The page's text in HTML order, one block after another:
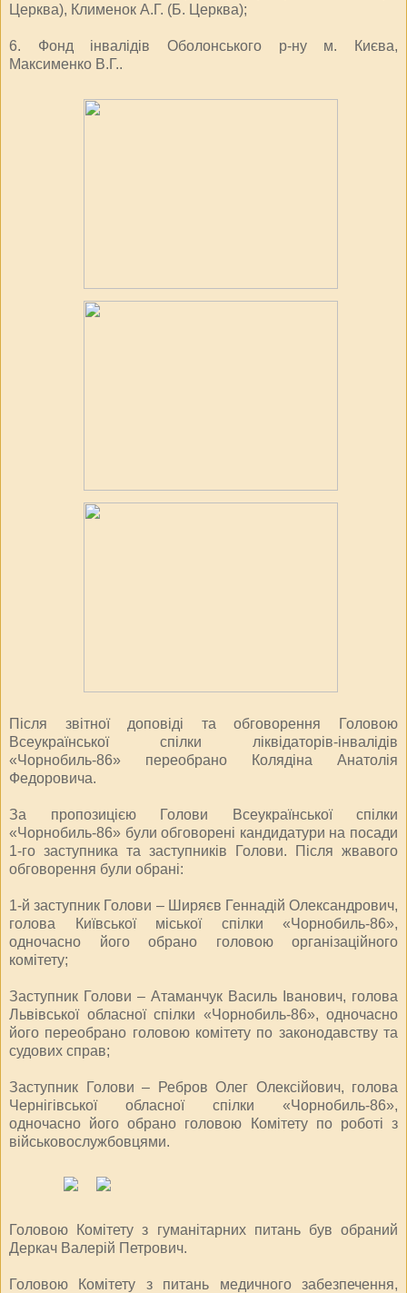
Церква), Клименок А.Г. (Б. Церква);
6. Фонд інвалідів Оболонського р-ну м. Києва,
Максименко В.Г..
Після звітної доповіді та обговорення Головою
Всеукраїнської спілки ліквідаторів-інвалідів
«Чорнобиль-86» переобрано Колядіна Анатолія
Федоровича.
За пропозицією Голови Всеукраїнської спілки
«Чорнобиль-86» були обговорені кандидатури на посади
1-го заступника та заступників Голови. Після жвавого
обговорення були обрані:
1-й заступник Голови – Ширяєв Геннадій Олександрович,
голова Київської міської спілки «Чорнобиль-86»,
одночасно його обрано головою організаційного
комітету;
Заступник Голови – Атаманчук Василь Іванович, голова
Львівської обласної спілки «Чорнобиль-86», одночасно
його переобрано головою комітету по законодавству та
судових справ;
Заступник Голови – Ребров Олег Олексійович, голова
Чернігівської обласної спілки «Чорнобиль-86»,
одночасно його обрано головою Комітету по роботі з
військовослужбовцями.
Головою Комітету з гуманітарних питань був обраний
Деркач Валерій Петрович.
Головою Комітету з питань медичного забезпечення,